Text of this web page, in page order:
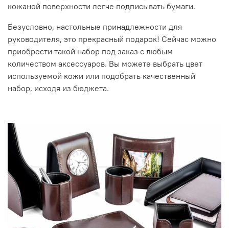
кожаной поверхности легче подписывать бумаги.
Безусловно, настольные принадлежности для
руководителя, это прекрасный подарок! Сейчас можно
приобрести такой набор под заказ с любым
количеством аксессуаров. Вы можете выбрать цвет
используемой кожи или подобрать качественный
набор, исходя из бюджета.